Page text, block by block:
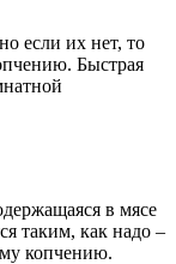
если их нет, то
Быстрая
в мясе
таким, как надо –
копчению.